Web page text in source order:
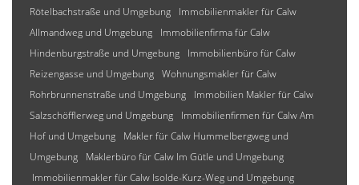
Rötelbachstraße und Umgebung
Immobilienmakler für Calw
Allmandweg und Umgebung
Immobilienfirma für Calw
Hindenburgstraße und Umgebung
Immobilienbüro für Calw
Reizengasse und Umgebung Wohnungsmakler für Calw
Rohrbrunnenstraße und Umgebung
Immobilien Makler für Calw
Salzschöfflerweg und Umgebung
Immobilienfirmen für Calw Am
Hof und Umgebung
Makler für Calw Hummelbergweg und
Umgebung
Maklerbüro für Calw Im Gütle und Umgebung
Immobilienmakler für Calw Isolde-Kurz-Weg und Umgebung